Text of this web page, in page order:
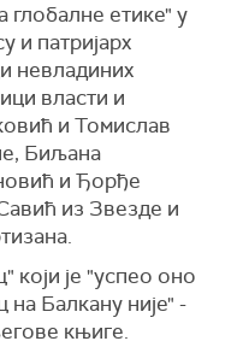
етике" у
и патријарх
невладиних
власти и
и Томислав
Биљана
и Ђорђе
из Звезде и
који је "успео оно
на Балкану није" -
књиге.